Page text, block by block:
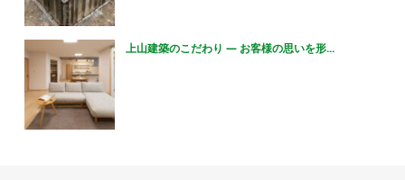
上山建築のこだわり ― お客様の思いを形...